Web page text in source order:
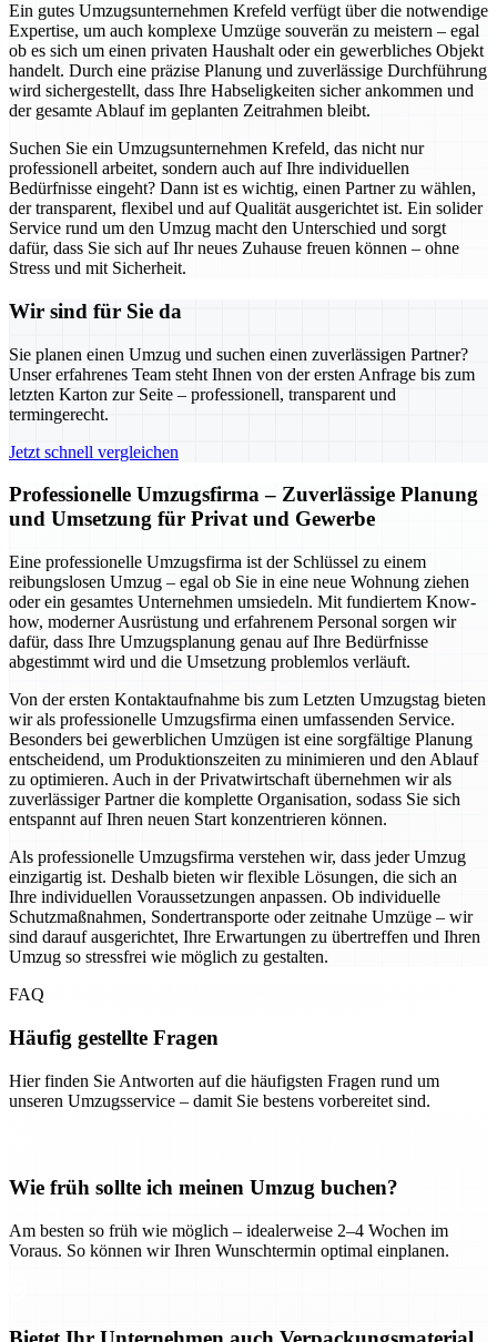
Ein gutes Umzugsunternehmen Krefeld verfügt über die notwendige
Expertise, um auch komplexe Umzüge souverän zu meistern – egal
ob es sich um einen privaten Haushalt oder ein gewerbliches Objekt
handelt. Durch eine präzise Planung und zuverlässige Durchführung
wird sichergestellt, dass Ihre Habseligkeiten sicher ankommen und
der gesamte Ablauf im geplanten Zeitrahmen bleibt.
Suchen Sie ein Umzugsunternehmen Krefeld, das nicht nur
professionell arbeitet, sondern auch auf Ihre individuellen
Bedürfnisse eingeht? Dann ist es wichtig, einen Partner zu wählen,
der transparent, flexibel und auf Qualität ausgerichtet ist. Ein solider
Service rund um den Umzug macht den Unterschied und sorgt
dafür, dass Sie sich auf Ihr neues Zuhause freuen können – ohne
Stress und mit Sicherheit.
Wir sind für Sie da
Sie planen einen Umzug und suchen einen zuverlässigen Partner?
Unser erfahrenes Team steht Ihnen von der ersten Anfrage bis zum
letzten Karton zur Seite – professionell, transparent und
termingerecht.
Jetzt schnell vergleichen
Professionelle Umzugsfirma – Zuverlässige Planung
und Umsetzung für Privat und Gewerbe
Eine professionelle Umzugsfirma ist der Schlüssel zu einem
reibungslosen Umzug – egal ob Sie in eine neue Wohnung ziehen
oder ein gesamtes Unternehmen umsiedeln. Mit fundiertem Know-
how, moderner Ausrüstung und erfahrenem Personal sorgen wir
dafür, dass Ihre Umzugsplanung genau auf Ihre Bedürfnisse
abgestimmt wird und die Umsetzung problemlos verläuft.
Von der ersten Kontaktaufnahme bis zum Letzten Umzugstag bieten
wir als professionelle Umzugsfirma einen umfassenden Service.
Besonders bei gewerblichen Umzügen ist eine sorgfältige Planung
entscheidend, um Produktionszeiten zu minimieren und den Ablauf
zu optimieren. Auch in der Privatwirtschaft übernehmen wir als
zuverlässiger Partner die komplette Organisation, sodass Sie sich
entspannt auf Ihren neuen Start konzentrieren können.
Als professionelle Umzugsfirma verstehen wir, dass jeder Umzug
einzigartig ist. Deshalb bieten wir flexible Lösungen, die sich an
Ihre individuellen Voraussetzungen anpassen. Ob individuelle
Schutzmaßnahmen, Sondertransporte oder zeitnahe Umzüge – wir
sind darauf ausgerichtet, Ihre Erwartungen zu übertreffen und Ihren
Umzug so stressfrei wie möglich zu gestalten.
FAQ
Häufig gestellte Fragen
Hier finden Sie Antworten auf die häufigsten Fragen rund um
unseren Umzugsservice – damit Sie bestens vorbereitet sind.
Wie früh sollte ich meinen Umzug buchen?
Am besten so früh wie möglich – idealerweise 2–4 Wochen im
Voraus. So können wir Ihren Wunschtermin optimal einplanen.